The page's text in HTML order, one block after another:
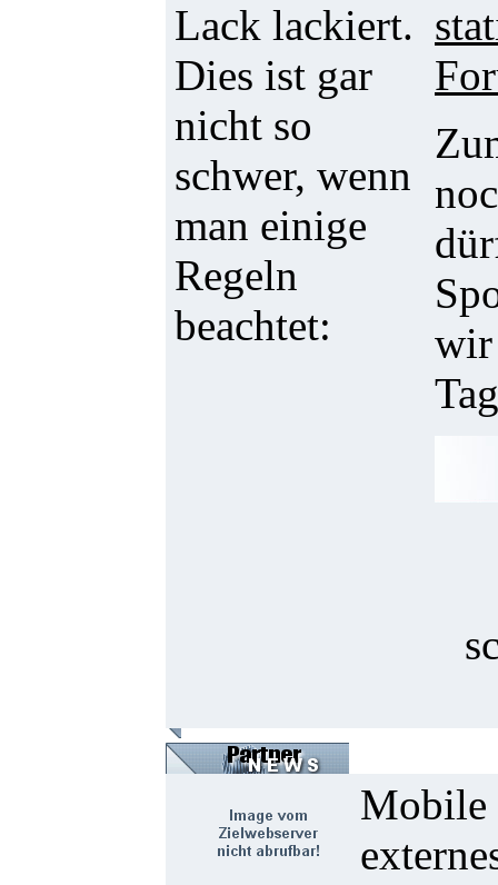
Lack lackiert.
Dies ist gar
nicht so
schwer, wenn
man einige
Regeln
beachtet:
wir
Mobile